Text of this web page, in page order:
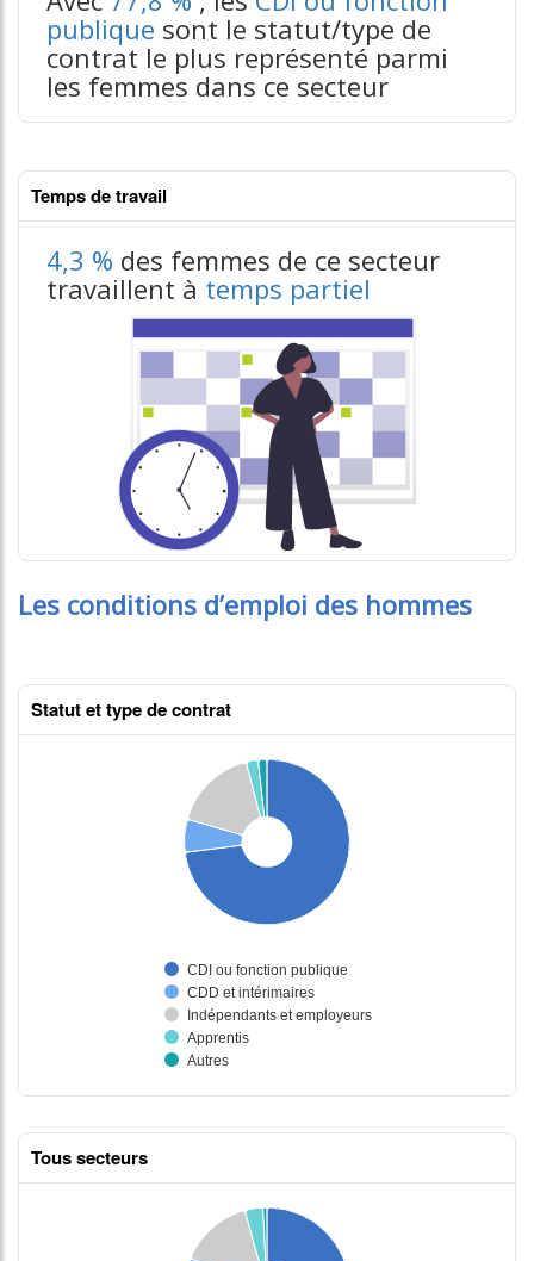
publique sont le statut/type de
contrat le plus représenté parmi
les femmes dans ce secteur
Temps de travail
4,3 % des femmes de ce secteur
travaillent à temps partiel
Les conditions d’emploi des hommes
Statut et type de contrat
Tous secteurs